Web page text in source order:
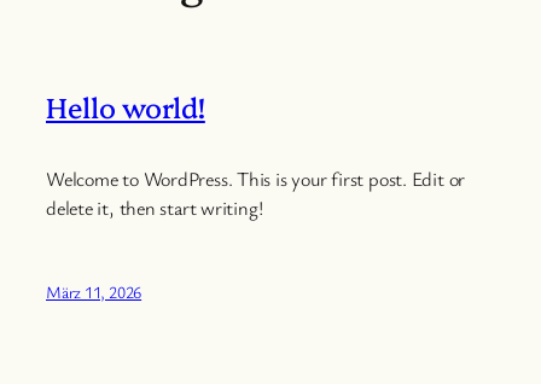
Hello world!
Welcome to WordPress. This is your first post. Edit or
delete it, then start writing!
März 11, 2026